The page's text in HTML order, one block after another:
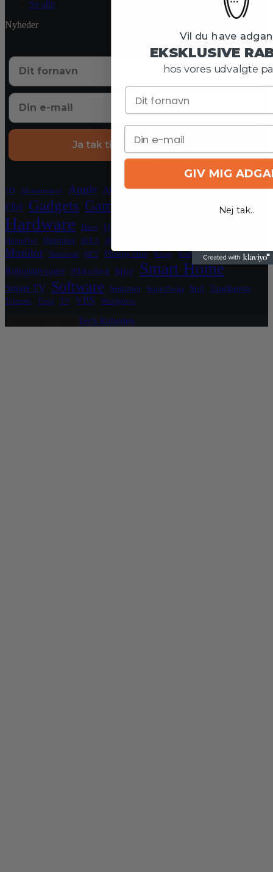
Se alle
Nyheder
Ja tak til eksklusive tilbud
3D Abonnement Apple Aqara Blockchain Crypto El
Elbil Gadgets Gaming
Hardware Have Hjemmekontor
HomePod
Højttaler IKEA iPhone
Monitor Nanoleaf NFT Philips Hue Razer Robotplæneklipper
Robotstøvsuger Sikkerhed Sjov Smart Home
Smart TV Software Sommer Soundboks Spil Tandbørste
Telmore Tesla TV VPN Wordpress
Tech Robotten
Vil du have
EKSKLUSIVE
hos vores udvalgte
GIV MIG
Nej tak..